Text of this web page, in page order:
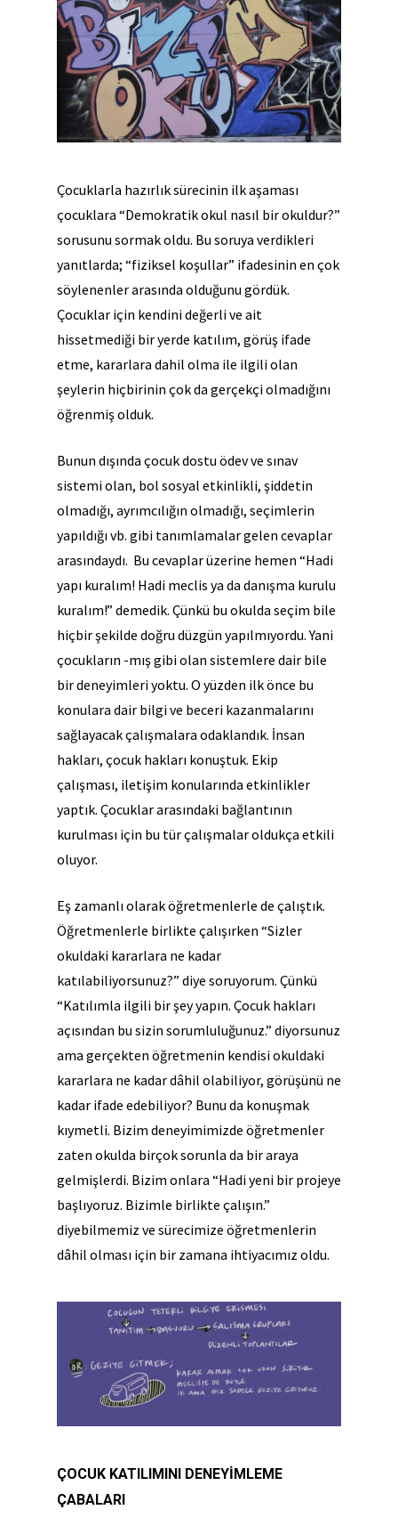
Çocuklarla hazırlık sürecinin ilk aşaması
çocuklara “Demokratik okul nasıl bir okuldur?”
sorusunu sormak oldu. Bu soruya verdikleri
yanıtlarda; “fiziksel koşullar” ifadesinin en çok
söylenenler arasında olduğunu gördük.
Çocuklar için kendini değerli ve ait
hissetmediği bir yerde katılım, görüş ifade
etme, kararlara dahil olma ile ilgili olan
şeylerin hiçbirinin çok da gerçekçi olmadığını
öğrenmiş olduk.
Bunun dışında çocuk dostu ödev ve sınav
sistemi olan, bol sosyal etkinlikli, şiddetin
olmadığı, ayrımcılığın olmadığı, seçimlerin
yapıldığı vb. gibi tanımlamalar gelen cevaplar
arasındaydı. Bu cevaplar üzerine hemen “Hadi
yapı kuralım! Hadi meclis ya da danışma kurulu
kuralım!” demedik. Çünkü bu okulda seçim bile
hiçbir şekilde doğru düzgün yapılmıyordu. Yani
çocukların -mış gibi olan sistemlere dair bile
bir deneyimleri yoktu. O yüzden ilk önce bu
konulara dair bilgi ve beceri kazanmalarını
sağlayacak çalışmalara odaklandık. İnsan
hakları, çocuk hakları konuştuk. Ekip
çalışması, iletişim konularında etkinlikler
yaptık. Çocuklar arasındaki bağlantının
kurulması için bu tür çalışmalar oldukça etkili
oluyor.
Eş zamanlı olarak öğretmenlerle de çalıştık.
Öğretmenlerle birlikte çalışırken “Sizler
okuldaki kararlara ne kadar
katılabiliyorsunuz?” diye soruyorum. Çünkü
“Katılımla ilgili bir şey yapın. Çocuk hakları
açısından bu sizin sorumluluğunuz.” diyorsunuz
ama gerçekten öğretmenin kendisi okuldaki
kararlara ne kadar dâhil olabiliyor, görüşünü ne
kadar ifade edebiliyor? Bunu da konuşmak
kıymetli. Bizim deneyimimizde öğretmenler
zaten okulda birçok sorunla da bir araya
gelmişlerdi. Bizim onlara “Hadi yeni bir projeye
başlıyoruz. Bizimle birlikte çalışın.”
diyebilmemiz ve sürecimize öğretmenlerin
dâhil olması için bir zamana ihtiyacımız oldu.
ÇOCUK KATILIMINI DENEYİMLEME
ÇABALARI